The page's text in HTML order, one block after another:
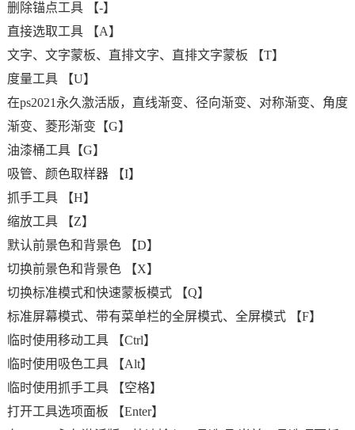
删除锚点工具 【-】
直接选取工具 【A】
文字、文字蒙板、直排文字、直排文字蒙板 【T】
度量工具 【U】
在ps2021永久激活版，直线渐变、径向渐变、对称渐变、角度
渐变、菱形渐变【G】
油漆桶工具【G】
吸管、颜色取样器 【I】
抓手工具 【H】
缩放工具 【Z】
默认前景色和背景色 【D】
切换前景色和背景色 【X】
切换标准模式和快速蒙板模式 【Q】
标准屏幕模式、带有菜单栏的全屏模式、全屏模式 【F】
临时使用移动工具 【Ctrl】
临时使用吸色工具 【Alt】
临时使用抓手工具 【空格】
打开工具选项面板 【Enter】